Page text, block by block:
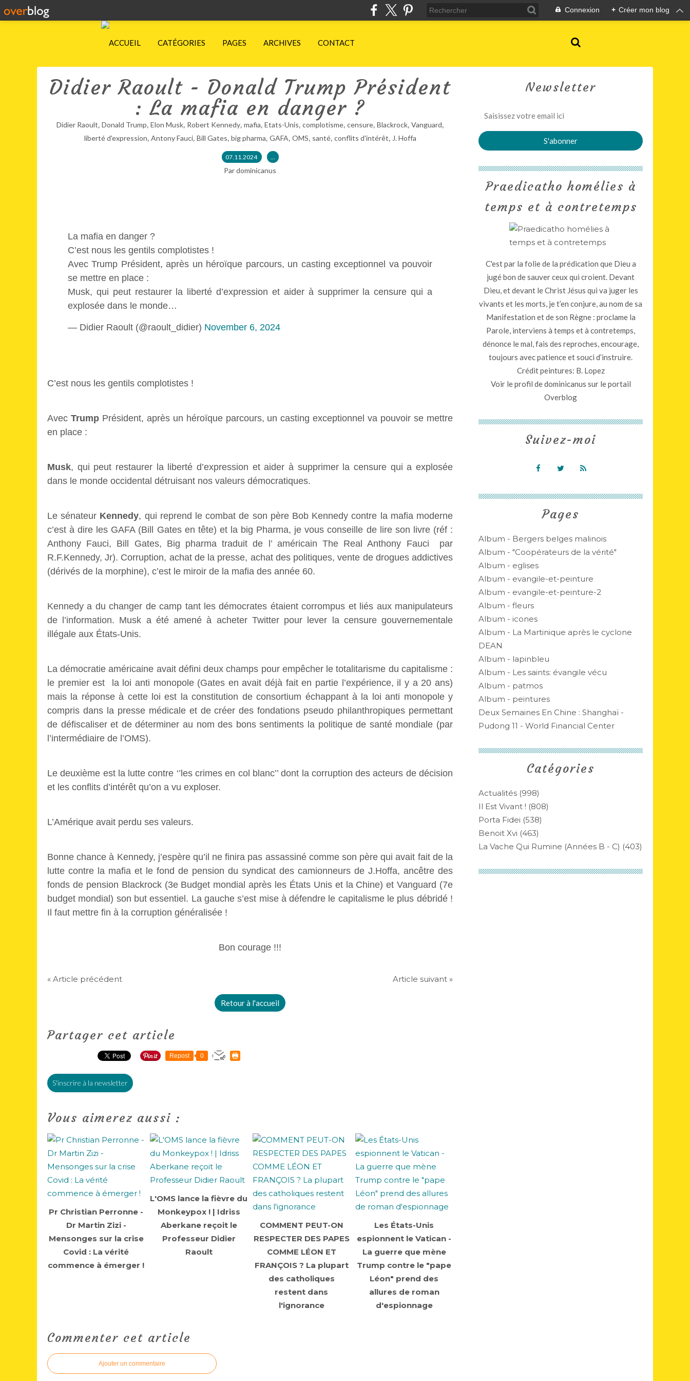
Connexion + Créer mon blog
ACCUEIL CATÉGORIES PAGES ARCHIVES CONTACT
Didier Raoult - Donald Trump Président
: La mafia en danger ?
Didier Raoult, Donald Trump, Elon Musk, Robert Kennedy, mafia, Etats-Unis, complotisme, censure, Blackrock, Vanguard,
liberté d'expression, Antony Fauci, Bill Gates, big pharma, GAFA, OMS, santé, conflits d'intérêt, J. Hoffa
07.11.2024 …
Par dominicanus
La mafia en danger ?
C’est nous les gentils complotistes !
Avec Trump Président, après un héroïque parcours, un casting exceptionnel va pouvoir
se mettre en place :
Musk, qui peut restaurer la liberté d’expression et aider à supprimer la censure qui a
explosée dans le monde…
— Didier Raoult (@raoult_didier) November 6, 2024
C’est nous les gentils complotistes !
Avec TrumpPrésident, après un héroïque parcours, un casting exceptionnel va pouvoir se mettre
en place :
Musk, qui peut restaurer la liberté d’expression et aider à supprimer la censure qui a explosée
dans le monde occidental détruisant nos valeurs démocratiques.
Le sénateur Kennedy, qui reprend le combat de son père Bob Kennedy contre la mafia moderne
c’est à dire les GAFA (Bill Gates en tête) et la big Pharma, je vous conseille de lire son livre (réf :
Anthony Fauci, Bill Gates, Big pharma traduit de l’ américain The Real Anthony Fauci par
R.F.Kennedy, Jr). Corruption, achat de la presse, achat des politiques, vente de drogues addictives
(dérivés de la morphine), c’est le miroir de la mafia des année 60.
Kennedy a du changer de camp tant les démocrates étaient corrompus et liés aux manipulateurs
de l’information. Musk a été amené à acheter Twitter pour lever la censure gouvernementale
illégale aux États-Unis.
La démocratie américaine avait défini deux champs pour empêcher le totalitarisme du capitalisme :
le premier est la loi anti monopole (Gates en avait déjà fait en partie l’expérience, il y a 20 ans)
mais la réponse à cette loi est la constitution de consortium échappant à la loi anti monopole y
compris dans la presse médicale et de créer des fondations pseudo philanthropiques permettant
de défiscaliser et de déterminer au nom des bons sentiments la politique de santé mondiale (par
l’intermédiaire de l’OMS).
Le deuxième est la lutte contre ‘’les crimes en col blanc’’ dont la corruption des acteurs de décision
et les conflits d’intérêt qu’on a vu exploser.
L’Amérique avait perdu ses valeurs.
Bonne chance à Kennedy, j’espère qu’il ne finira pas assassiné comme son père qui avait fait de la
lutte contre la mafia et le fond de pension du syndicat des camionneurs de J.Hoffa, ancêtre des
fonds de pension Blackrock (3e Budget mondial après les États Unis et la Chine) et Vanguard (7e
budget mondial) son but essentiel. La gauche s’est mise à défendre le capitalisme le plus débridé !
Il faut mettre fin à la corruption généralisée !
Bon courage !!!
« Article précédent Article suivant »
Retour à l'accueil
Partager cet article
Repost 0
S'inscrire à la newsletter
Vous aimerez aussi :
Pr Christian Perronne -
Dr Martin Zizi -
Mensonges sur la crise
Covid : La vérité
commence à émerger !
L'OMS lance la fièvre du
Monkeypox ! | Idriss
Aberkane reçoit le
Professeur Didier
Raoult
COMMENT PEUT-ON
RESPECTER DES PAPES
COMME LÉON ET
FRANÇOIS ? La plupart
des catholiques
restent dans
l'ignorance
Les États-Unis
espionnent le Vatican -
La guerre que mène
Trump contre le "pape
Léon" prend des
allures de roman
d'espionnage
Commenter cet article
Ajouter un commentaire
Newsletter
Catégories
Actualités (998)
Il Est Vivant ! (808)
Porta Fidei (538)
Benoit Xvi (463)
La Vache Qui Rumine (années B - C) (403)
Pages
Album - Bergers belges malinois
Album - "Coopérateurs de la vérité"
Album - eglises
Album - evangile-et-peinture
Album - evangile-et-peinture-2
Album - fleurs
Album - icones
Album - La Martinique après le cyclone
DEAN
Album - lapinbleu
Album - Les saints: évangile vécu
Album - patmos
Album - peintures
Deux Semaines En Chine : Shanghaï -
Pudong 11 - World Financial Center
Praedicatho homélies à
temps et à contretemps
C'est par la folie de la prédication que Dieu a
jugé bon de sauver ceux qui croient. Devant
Dieu, et devant le Christ Jésus qui va juger les
vivants et les morts, je t’en conjure, au nom de sa
Manifestation et de son Règne : proclame la
Parole, interviens à temps et à contretemps,
dénonce le mal, fais des reproches, encourage,
toujours avec patience et souci d’instruire.
Crédit peintures: B. Lopez
Voir le profil dedominicanus sur le portail
Overblog
Suivez-moi